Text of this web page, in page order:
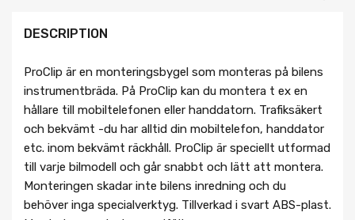
DESCRIPTION
ProClip är en monteringsbygel som monteras på bilens
instrumentbräda. På ProClip kan du montera t ex en
hållare till mobiltelefonen eller handdatorn. Trafiksäkert
och bekvämt -du har alltid din mobiltelefon, handdator
etc. inom bekvämt räckhåll. ProClip är speciellt utformad
till varje bilmodell och går snabbt och lätt att montera.
Monteringen skadar inte bilens inredning och du
behöver inga specialverktyg. Tillverkad i svart ABS-plast.